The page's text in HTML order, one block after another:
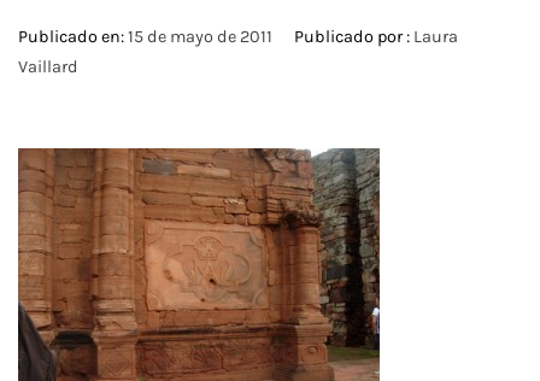
Publicado en:15 de mayo de 2011 Publicado por : Laura
Vaillard